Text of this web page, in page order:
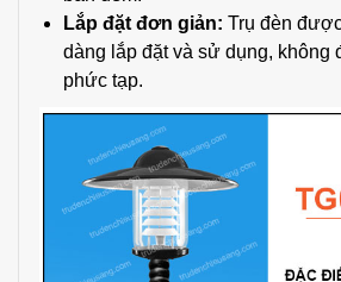
Lắp đặt đơn giản: Trụ đèn
dàng lắp đặt và sử dụng, không
phức tạp.